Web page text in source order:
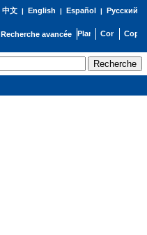
中文| English | Español | Русский
Recherche avancée